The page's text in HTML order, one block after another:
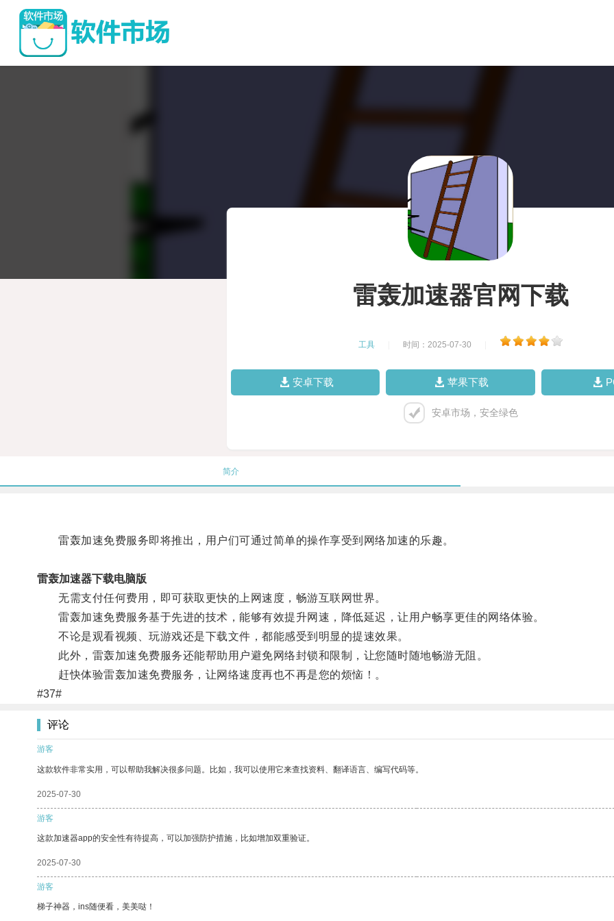
雷轰加速器官网下载
工具 时间：2025-07-30
安卓下载 苹果下载
安卓市场，安全绿色
简介
雷轰加速免费服务即将推出，用户们可通过简单的操作享受到网络加速的乐趣。
雷轰加速器下载电脑版
无需支付任何费用，即可获取更快的上网速度，畅游互联网世界。
雷轰加速免费服务基于先进的技术，能够有效提升网速，降低延迟，让用户畅享更佳的网络体验。
不论是观看视频、玩游戏还是下载文件，都能感受到明显的提速效果。
此外，雷轰加速免费服务还能帮助用户避免网络封锁和限制，让您随时随地畅游无阻。
赶快体验雷轰加速免费服务，让网络速度再也不再是您的烦恼！。
#37#
评论
游客
这款软件非常实用，可以帮助我解决很多问题。比如，我可以使用它来查找资料、翻译语言、编写代码等。
2025-07-30
游客
这款加速器app的安全性有待提高，可以加强防护措施，比如增加双重验证。
2025-07-30
游客
梯子神器，ins随便看，美美哒！